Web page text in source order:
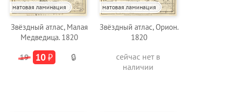
матовая ламинация
Звёздный атлас, Малая
Медведица. 1820
19 10₽ 🔒
матовая ламинация
Звёздный атлас, Орион.
1820
сейчас нет в
наличии